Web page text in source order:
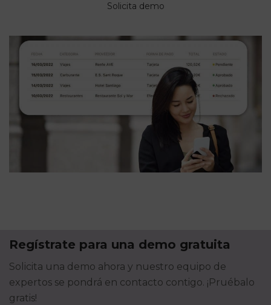
Solicita demo
Regístrate para una demo gratuita
Solicita una demo ahora y nuestro equipo de
expertos se pondrá en contacto contigo. ¡Pruébalo
gratis!